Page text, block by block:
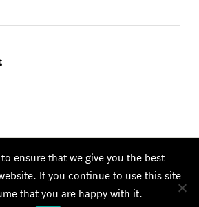
los derechos reservados.
ensure that we give you the best
If you continue to use this site
that you are happy with it.